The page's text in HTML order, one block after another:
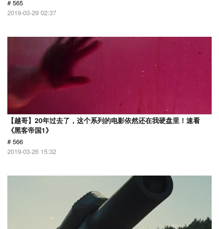
# 565
2019-03-29 02:37
【越哥】20年过去了，这个系列的电影依然还在我硬盘里！速看
《黑客帝国1》
# 566
2019-03-26 15:32